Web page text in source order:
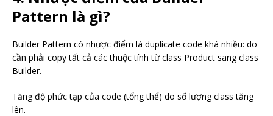
Pattern là gì?
Builder Pattern có nhược điểm là duplicate code khá nhiều: do
cần phải copy tất cả các thuộc tính từ class Product sang class
Builder.
Tăng độ phức tạp của code (tổng thể) do số lượng class tăng
lên.